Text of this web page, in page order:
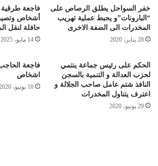
خفر السواحل يطلق الرصاص على
“البارونات”و يحبط عملية تهريب
المخدرات الى الضفة الاخرى
28 يناير، 2020
أشخاص
حافلة لنقل
14 مايو، 2025
الحكم على رئيس جماعة ينتمي
لحزب العدالة و التنمية بالسجن
النافذ شتم عامل صاحب الجلالة و
اعترف يتناول المخدرات
29 يونيو، 2020
فاجعة
اشخاص
18 يونيو، 2020